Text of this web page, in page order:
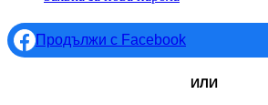
Продължи с Facebook
ИЛИ